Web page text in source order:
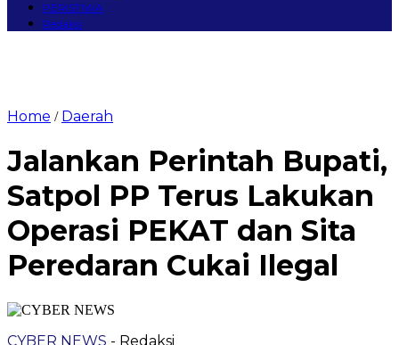
PERISTIWA
Redaksi
Home / Daerah
Jalankan Perintah Bupati,
Satpol PP Terus Lakukan
Operasi PEKAT dan Sita
Peredaran Cukai Ilegal
CYBER NEWS - Redaksi